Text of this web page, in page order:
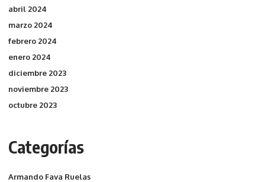
abril 2024
marzo 2024
febrero 2024
enero 2024
diciembre 2023
noviembre 2023
octubre 2023
Categorías
Armando Fava Ruelas